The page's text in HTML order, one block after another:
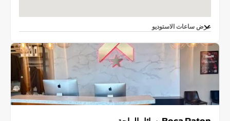
عرض ساعات الاستوديو